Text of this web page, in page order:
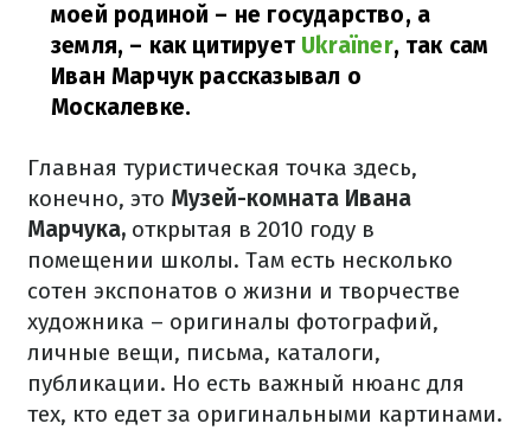
моей родиной – не государство, а
земля, – как цитирует Ukraїner, так сам
Иван Марчук рассказывал о
Москалевке.
Главная туристическая точка здесь,
конечно, это Музей-комната Ивана
Марчука, открытая в 2010 году в
помещении школы. Там есть несколько
сотен экспонатов о жизни и творчестве
художника – оригиналы фотографий,
личные вещи, письма, каталоги,
публикации. Но есть важный нюанс для
тех, кто едет за оригинальными картинами.